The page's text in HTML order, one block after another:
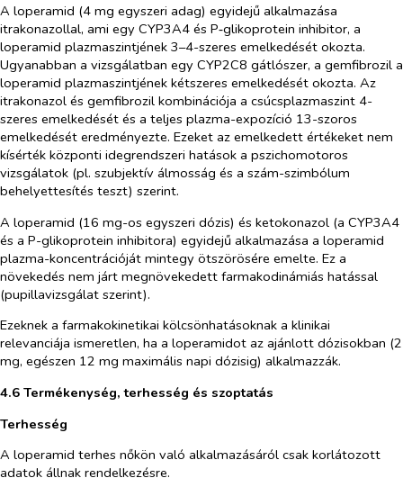
A loperamid (4 mg egyszeri adag) egyidejű alkalmazása
itrakonazollal, ami egy CYP3A4 és P‑glikoprotein inhibitor, a
loperamid plazmaszintjének 3–4-szeres emelkedését okozta.
Ugyanabban a vizsgálatban egy CYP2C8 gátlószer, a gemfibrozil a
loperamid plazmaszintjének kétszeres emelkedését okozta. Az
itrakonazol és gemfibrozil kombinációja a csúcsplazmaszint 4-
szeres emelkedését és a teljes plazma-expozíció 13-szoros
emelkedését eredményezte. Ezeket az emelkedett értékeket nem
kísérték központi idegrendszeri hatások a pszichomotoros
vizsgálatok (pl. szubjektív álmosság és a szám-szimbólum
behelyettesítés teszt) szerint.
A loperamid (16 mg-os egyszeri dózis) és ketokonazol (a CYP3A4
és a P-glikoprotein inhibitora) egyidejű alkalmazása a loperamid
plazma-koncentrációját mintegy ötszörösére emelte. Ez a
növekedés nem járt megnövekedett farmakodinámiás hatással
(pupillavizsgálat szerint).
Ezeknek a farmakokinetikai kölcsönhatásoknak a klinikai
relevanciája ismeretlen, ha a loperamidot az ajánlott dózisokban (2
mg, egészen 12 mg maximális napi dózisig) alkalmazzák.
4.6 Termékenység, terhesség és szoptatás
Terhesség
A loperamid terhes nőkön való alkalmazásáról csak korlátozott
adatok állnak rendelkezésre.